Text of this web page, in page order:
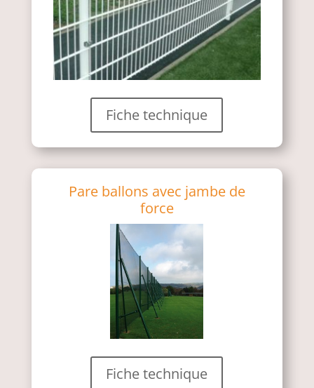
Fiche technique
Pare ballons avec jambe de
force
Fiche technique